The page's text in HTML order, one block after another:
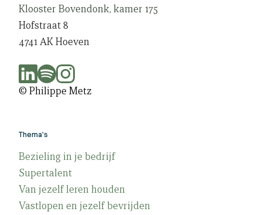
Klooster Bovendonk, kamer 175
Hofstraat 8
4741 AK Hoeven
© Philippe Metz
Thema's
Bezieling in je bedrijf
Supertalent
Van jezelf leren houden
Vastlopen en jezelf bevrijden